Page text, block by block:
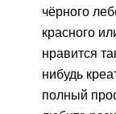
чёрного
красного
нравится
нибудь
полный